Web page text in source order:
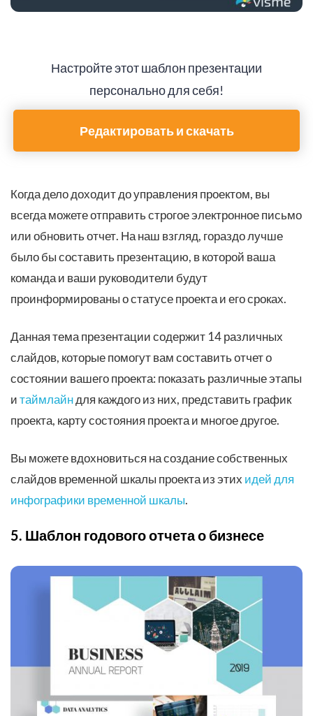
Настройте этот шаблон презентации
персонально для себя!
Редактировать и скачать
Когда дело доходит до управления проектом, вы
всегда можете отправить строгое электронное письмо
или обновить отчет. На наш взгляд, гораздо лучше
было бы составить презентацию, в которой ваша
команда и ваши руководители будут
проинформированы о статусе проекта и его сроках.
Данная тема презентации содержит 14 различных
слайдов, которые помогут вам составить отчет о
состоянии вашего проекта: показать различные этапы
итаймлайндля каждого из них, представить график
проекта, карту состояния проекта и многое другое.
Вы можете вдохновиться на создание собственных
слайдов временной шкалы проекта из этих идей для
инфографики временной шкалы.
5. Шаблон годового отчета о бизнесе